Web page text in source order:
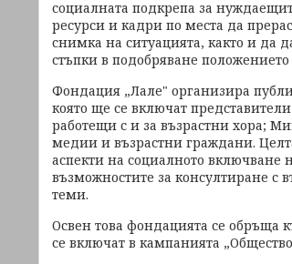
социалната подкрепа за
ресурси и кадри по места да
снимка на ситуацията, както и да
стъпки в подобряване положението
Фондация „Лале" организира
която ще се включат
работещи с и за възрастни хора;
медии и възрастни граждани.
аспекти на социалното включване
възможностите за консултиране с
теми.
Освен това фондацията се
се включат в кампанията